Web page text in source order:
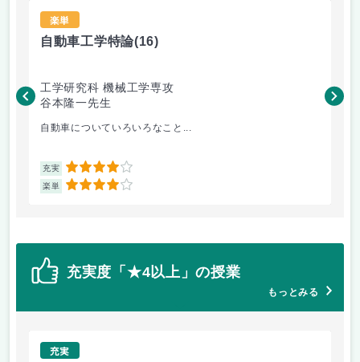
楽単
自動車工学特論(16)
工学研究科 機械工学専攻
谷本隆一先生
自動車についていろいろなこと...
充実 4
楽単 4
松
充実度「★4以上」の授業
もっとみる
充実